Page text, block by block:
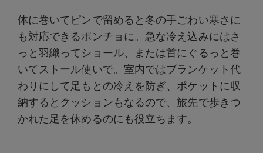
体に巻いてピンで留めると冬の手ごわい寒さに
も対応できるポンチョに。急な冷え込みにはさ
っと羽織ってショール、または首にぐるっと巻
いてストール使いで。室内ではブランケット代
わりにして足もとの冷えを防ぎ、ポケットに収
納するとクッションもなるので、旅先で歩きつ
かれた足を休めるのにも役立ちます。